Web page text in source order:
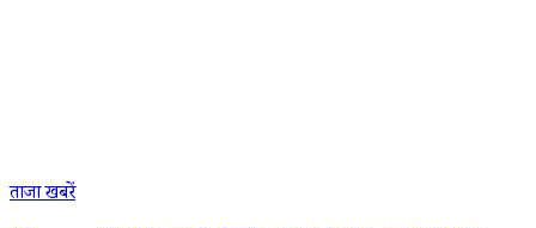
ताजा खबरें